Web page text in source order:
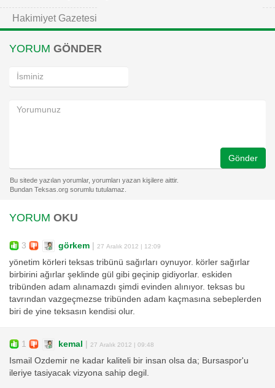
Hakimiyet Gazetesi
YORUM GÖNDER
Gönder
YORUM OKU
3 görkem | 27 Aralık 2012 | 12:09
yönetim körleri teksas tribünü sağırları oynuyor. körler sağırlar
birbirini ağırlar şeklinde gül gibi geçinip gidiyorlar. eskiden
tribünden adam alınamazdı şimdi evinden alınıyor. teksas bu
tavrından vazgeçmezse tribünden adam kaçmasına sebeplerden
biri de yine teksasın kendisi olur.
1 kemal | 27 Aralık 2012 | 09:48
Ismail Ozdemir ne kadar kaliteli bir insan olsa da; Bursaspor'u
ileriye tasiyacak vizyona sahip degil.